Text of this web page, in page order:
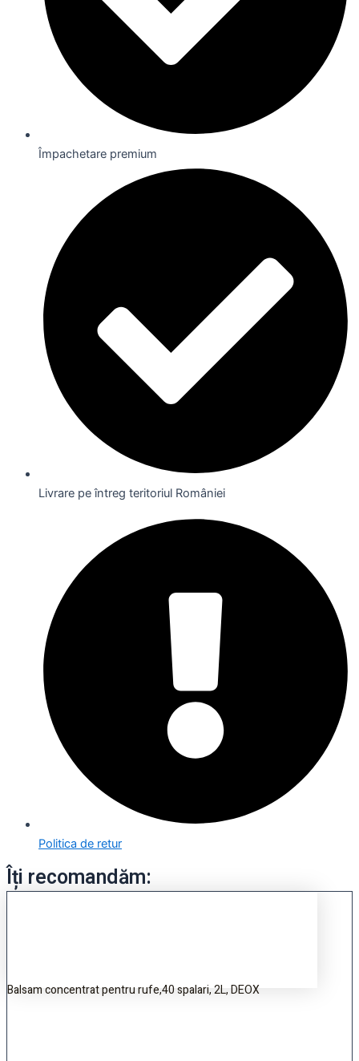
Împachetare premium
Livrare pe întreg teritoriul României
Politica de retur
Îți recomandăm:
Balsam concentrat pentru rufe,40 spalari, 2L, DEOX